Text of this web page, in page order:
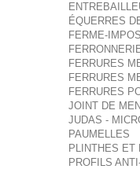
ÉQUERRES
FERME-
FERRURES
FERRURES
FERRURES
JOINT DE
JUDAS -
PAUMELLES
PLINTHES ET
PROFILS